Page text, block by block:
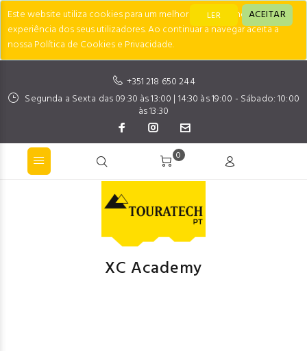
Este website utiliza cookies para um melhor desempenho e
experiência dos seus utilizadores. Ao continuar a navegar aceita a
nossa Política de Cookies e Privacidade.
LER ACEITAR
+351 218 650 244
Segunda a Sexta das 09:30 às 13:00 | 14:30 às 19:00 - Sábado: 10:00
às 13:30
0
XC Academy